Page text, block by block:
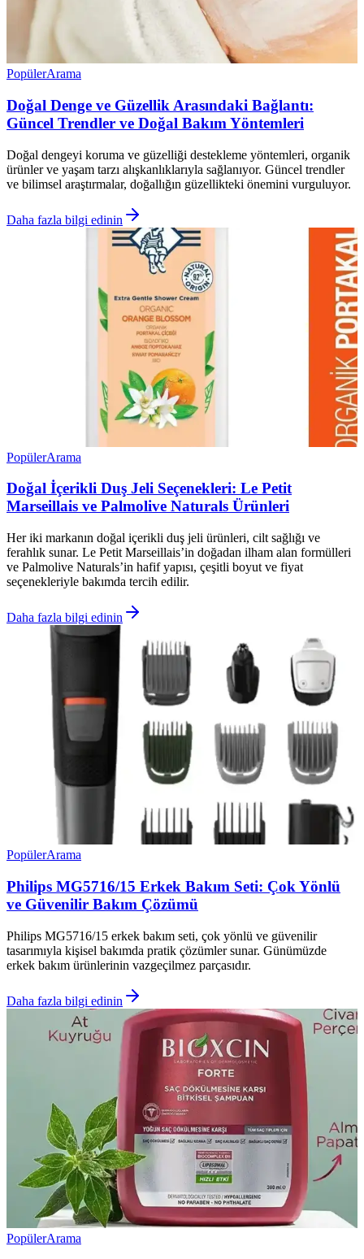
PopülerArama
Doğal Denge ve Güzellik Arasındaki Bağlantı:
Güncel Trendler ve Doğal Bakım Yöntemleri
Doğal dengeyi koruma ve güzelliği destekleme yöntemleri, organik
ürünler ve yaşam tarzı alışkanlıklarıyla sağlanıyor. Güncel trendler
ve bilimsel araştırmalar, doğallığın güzellikteki önemini vurguluyor.
Daha fazla bilgi edinin
PopülerArama
Doğal İçerikli Duş Jeli Seçenekleri: Le Petit
Marseillais ve Palmolive Naturals Ürünleri
Her iki markanın doğal içerikli duş jeli ürünleri, cilt sağlığı ve
ferahlık sunar. Le Petit Marseillais’in doğadan ilham alan formülleri
ve Palmolive Naturals’in hafif yapısı, çeşitli boyut ve fiyat
seçenekleriyle bakımda tercih edilir.
Daha fazla bilgi edinin
PopülerArama
Philips MG5716/15 Erkek Bakım Seti: Çok Yönlü
ve Güvenilir Bakım Çözümü
Philips MG5716/15 erkek bakım seti, çok yönlü ve güvenilir
tasarımıyla kişisel bakımda pratik çözümler sunar. Günümüzde
erkek bakım ürünlerinin vazgeçilmez parçasıdır.
Daha fazla bilgi edinin
PopülerArama